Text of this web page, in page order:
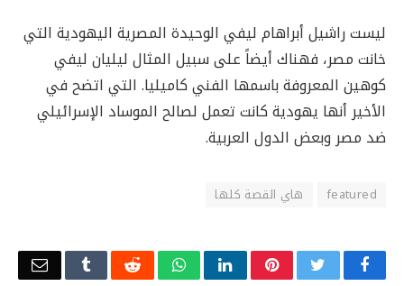
ليست راشيل أبراهام ليفي الوحيدة المصرية اليهودية التي
خانت مصر، فهناك أيضاً على سبيل المثال ليليان ليفي
كوهين المعروفة باسمها الفني كاميليا. التي اتضح في
الأخير أنها يهودية كانت تعمل لصالح الموساد الإسرائيلي
ضد مصر وبعض الدول العربية.
featured هاي القصة كلها
Facebook
Twitter
Pinterest
LinkedIn
WhatsApp
Reddit
Tumblr